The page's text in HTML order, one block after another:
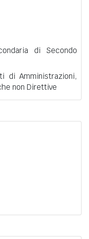
di Secondo
di Amministrazioni,
non Direttive